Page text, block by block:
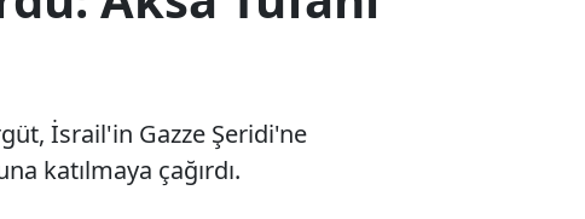
İsrail'in Gazze Şeridi'ne
katılmaya çağırdı.